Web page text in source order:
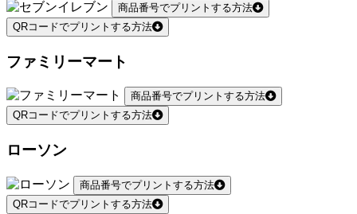
商品番号でプリントする方法
QRコードでプリントする方法
ファミリーマート
商品番号でプリントする方法
QRコードでプリントする方法
ローソン
商品番号でプリントする方法
QRコードでプリントする方法